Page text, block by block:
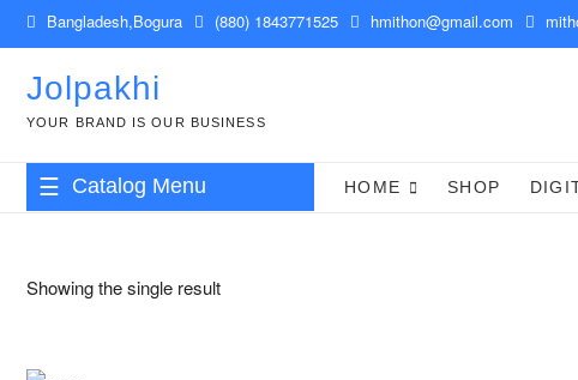
Skip
Bangladesh,Bogura (880) 1843771525 hmithon@gmail.com
Jolpakhi
YOUR BRAND IS OUR BUSINESS
Catalog Menu HOME SHOP
Showing the single result